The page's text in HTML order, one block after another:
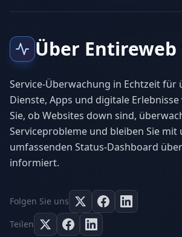
Über Entireweb
Service-Überwachung in Echtzeit für
Dienste, Apps und digitale
Sie, ob Websites down sind,
Serviceprobleme und bleiben Sie mit
umfassenden Status-Dashboard
informiert.
Folgen Sie uns
Teilen